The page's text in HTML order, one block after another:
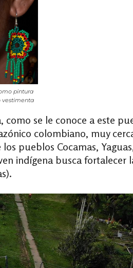
pintura
vestimenta
se le conoce a este
colombiano, muy
pueblos Cocamas,
indígena busca fortalecer